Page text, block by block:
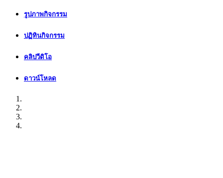
รูปภาพกิจกรรม
ปฏิทินกิจกรรม
คลิปวีดิโอ
ดาวน์โหลด